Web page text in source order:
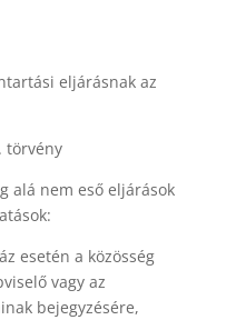
eljárásnak az
törvény
alá nem eső eljárások
esetén a közösség
vagy az
bejegyzésére,